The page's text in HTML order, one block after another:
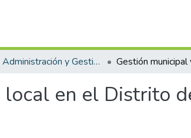
E.P. Administración y Gestión Pública
en el Distrito